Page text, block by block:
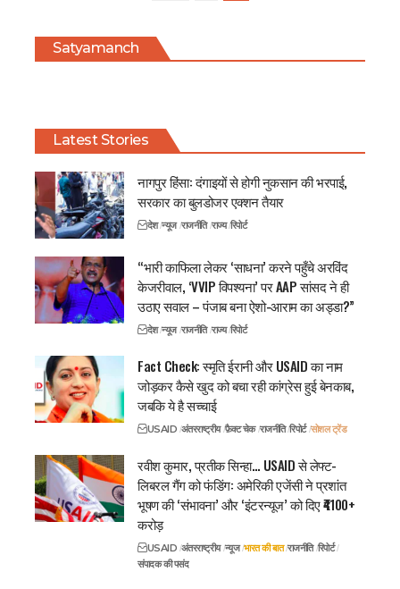
Satyamanch
Latest Stories
नागपुर हिंसा: दंगाइयों से होगी नुकसान की भरपाई,
सरकार का बुलडोजर एक्शन तैयार
देश न्यूज राजनीति राज्य रिपोर्ट
“भारी काफिला लेकर ‘साधना’ करने पहुँचे अरविंद
केजरीवाल, ‘VVIP विपश्यना’ पर AAP सांसद ने ही
उठाए सवाल – पंजाब बना ऐशो-आराम का अड्डा?”
देश न्यूज राजनीति राज्य रिपोर्ट
Fact Check: स्मृति ईरानी और USAID का नाम
जोड़कर कैसे खुद को बचा रही कांग्रेस हुई बेनकाब,
जबकि ये है सच्चाई
USAID अंतरराष्ट्रीय फ़ैक्ट चेक राजनीति रिपोर्ट सोशल ट्रेंड
रवीश कुमार, प्रतीक सिन्हा… USAID से लेफ्ट-
लिबरल गैंग को फंडिंग: अमेरिकी एजेंसी ने प्रशांत
भूषण की ‘संभावना’ और ‘इंटरन्यूज’ को दिए ₹4100+
करोड़
USAID अंतरराष्ट्रीय न्यूज भारत की बात राजनीति रिपोर्ट
संपादक की पसंद